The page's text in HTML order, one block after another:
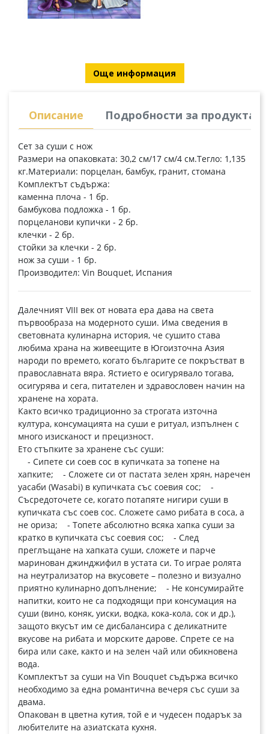
Още информация
Описание Подробности за продукта
Сет за суши с нож
Размери на опаковката: 30,2 см/17 см/4 см.Тегло: 1,135
кг.Материали: порцелан, бамбук, гранит, стомана
Комплектът съдържа:
каменна плоча - 1 бр.
бамбукова подложка - 1 бр.
порцеланови купички - 2 бр.
клечки - 2 бр.
стойки за клечки - 2 бр.
нож за суши - 1 бр.
Производител: Vin Bouquet, Испания
Далечният VIII век от новата ера дава на света
първообраза на модерното суши. Има сведения в
световната кулинарна история, че сушито става
любима храна на живеещите в Югоизточна Азия
народи по времето, когато българите се покръстват в
православната вяра. Ястието е осигурявало тогава,
осигурява и сега, питателен и здравословен начин на
хранене на хората.
Както всичко традиционно за строгата източна
култура, консумацията на суши е ритуал, изпълнен с
много изисканост и прецизност.
Ето стъпките за хранене със суши:
- Сипете си соев сос в купичката за топене на
хапките; - Сложете си от пастата зелен хрян, наречен
уасаби (Wasabi) в купичката със соевия сос; -
Съсредоточете се, когато потапяте нигири суши в
купичката със соев сос. Сложете само рибата в соса, а
не ориза; - Топете абсолютно всяка хапка суши за
кратко в купичката със соевия сос; - След
преглъщане на хапката суши, сложете и парче
маринован джинджифил в устата си. То играе ролята
на неутрализатор на вкусовете – полезно и визуално
приятно кулинарно допълнение; - Не консумирайте
напитки, които не са подходящи при консумация на
суши (вино, коняк, уиски, водка, кока-кола, сок и др.),
защото вкусът им се дисбалансира с деликатните
вкусове на рибата и морските дарове. Спрете се на
бира или саке, както и на зелен чай или обикновена
вода.
Комплектът за суши на Vin Bouquet съдържа всичко
необходимо за една романтична вечеря със суши за
двама.
Опакован в цветна кутия, той е и чудесен подарък за
любителите на азиатската кухня.